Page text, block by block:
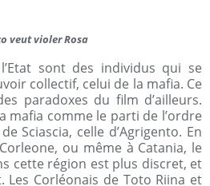
veut violer Rosa
sont des individus qui se
collectif, celui de la mafia. Ce
paradoxes du film d’ailleurs.
mafia comme le parti de l’ordre
Sciascia, celle d’Agrigento. En
ou même à Catania, le
cette région est plus discret, et
Les Corléonais de Toto Riina et